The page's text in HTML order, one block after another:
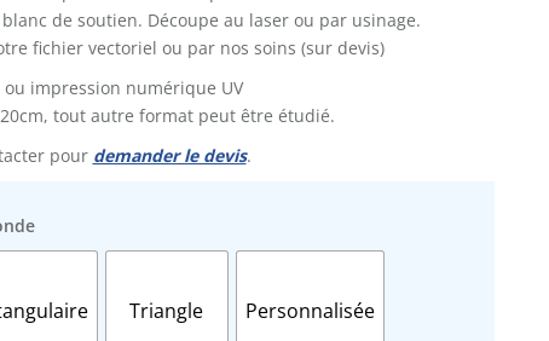
de soutien. Découpe au laser ou par usinage.
fichier vectoriel ou par nos soins (sur devis)
impression numérique UV
tout autre format peut être étudié.
pour demander le devis.
Triangle Personnalisée